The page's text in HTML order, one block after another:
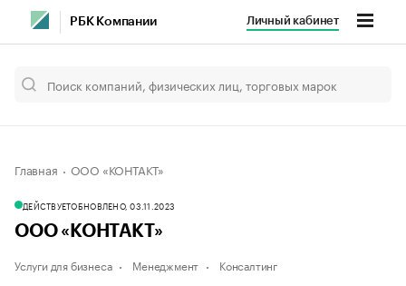
РБК Компании Личный кабинет
Главная ООО «КОНТАКТ»
ДЕЙСТВУЕТОБНОВЛЕНО, 03.11.2023
ООО «КОНТАКТ»
Услуги для бизнеса Менеджмент Консалтинг